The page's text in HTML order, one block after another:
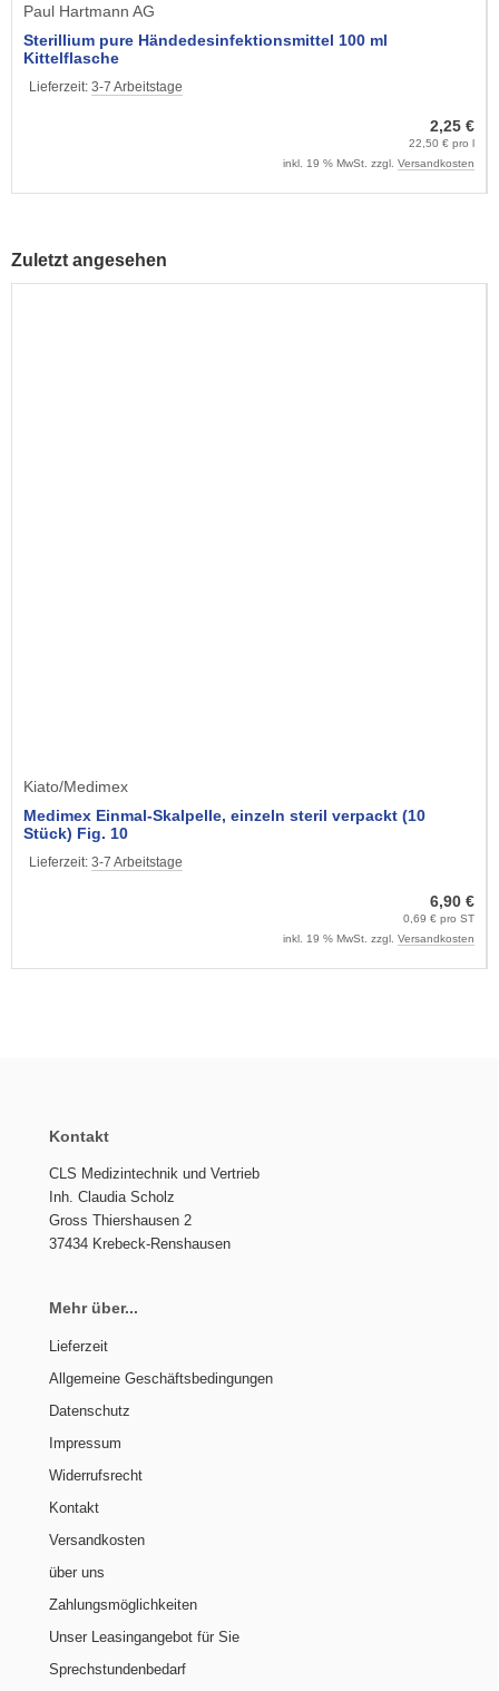
Paul Hartmann AG
Sterillium pure Händedesinfektionsmittel 100 ml
Kittelflasche
Lieferzeit: 3-7 Arbeitstage
2,25 €
22,50 € pro l
inkl. 19 % MwSt. zzgl. Versandkosten
Zuletzt angesehen
Kiato/Medimex
Medimex Einmal-Skalpelle, einzeln steril verpackt (10
Stück) Fig. 10
Lieferzeit: 3-7 Arbeitstage
6,90 €
0,69 € pro ST
inkl. 19 % MwSt. zzgl. Versandkosten
Kontakt
CLS Medizintechnik und Vertrieb
Inh. Claudia Scholz
Gross Thiershausen 2
37434 Krebeck-Renshausen
Mehr über...
Lieferzeit
Allgemeine Geschäftsbedingungen
Datenschutz
Impressum
Widerrufsrecht
Kontakt
Versandkosten
über uns
Zahlungsmöglichkeiten
Unser Leasingangebot für Sie
Sprechstundenbedarf